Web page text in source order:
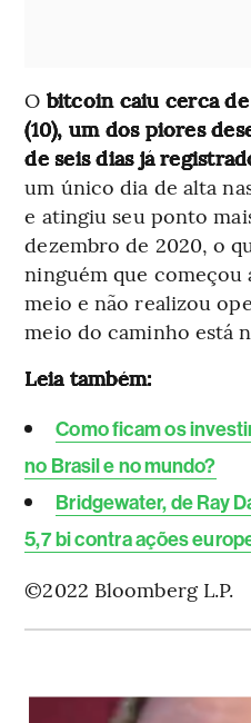
O bitcoin caiu cerca
(10), um dos piores
de seis dias já
um único dia de alta
e atingiu seu ponto
dezembro de 2020, o
ninguém que começou
meio e não realizou
meio do caminho está
Leia também:
Como ficam os
no Brasil e no mundo?
Bridgewater, de Ray
5,7 bi contra ações
©2022 Bloomberg L.P.